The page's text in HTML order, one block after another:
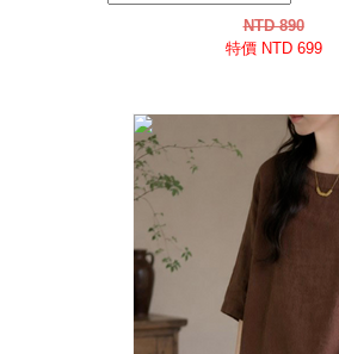
NTD 890
特價 NTD 699